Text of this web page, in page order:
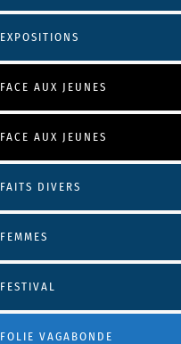
EXPOSITIONS
FACE AUX JEUNES
FACE AUX JEUNES
FAITS DIVERS
FEMMES
FESTIVAL
FOLIE VAGABONDE